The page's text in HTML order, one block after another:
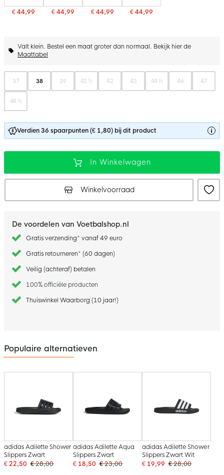
€ 44,99 € 44,99 € 44,99 € 44,99
37 38 39 41 ½ 42 43 44 ½ 46 47
48 ½
Valt klein. Bestel een maat groter dan normaal. Bekijk hier de
Maattabel
Verdien 36 spaarpunten (€ 1,80) bij dit product
In Winkelwagen
Winkelvoorraad
De voordelen van Voetbalshop.nl
Gratis verzending* vanaf 49 euro
Gratis retourneren* (60 dagen)
Veilig (achteraf) betalen
100% officiële producten
Thuiswinkel Waarborg (10 jaar!)
Populaire alternatieven
adidas Adilette Shower
Slippers Zwart
€ 22,50 € 28,00
adidas Adilette Aqua
Slippers Zwart
€ 18,50 € 23,00
adidas Adilette Shower
Slippers Zwart Wit
€ 19,99 € 28,00